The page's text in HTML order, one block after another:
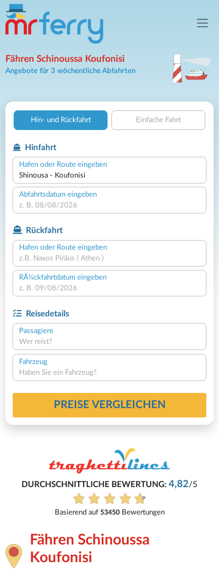
Fähren Schinoussa Koufonisi
Angebote für 3 wöchentliche Abfahrten
Hin- und Rückfahrt Einfache Fahrt
Hinfahrt
Hafen oder Route eingeben
Abfahrtsdatum eingeben
Rückfahrt
Hafen oder Route eingeben
RÃ¼ckfahrtdatum eingeben
Reisedetails
Passagiere
Wer reist?
Fahrzeug
Haben Sie ein Fahrzeug?
PREISE VERGLEICHEN
BEWERTUNG:4,82/5
Basierend auf53450 Bewertungen
Fähren Schinoussa
Koufonisi